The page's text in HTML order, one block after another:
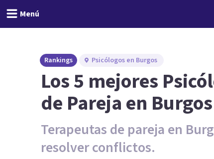
Menú
Rankings Psicólogos en Burgos
Los 5 mejores
de Pareja en Burgos
Terapeutas de pareja en
resolver conflictos.